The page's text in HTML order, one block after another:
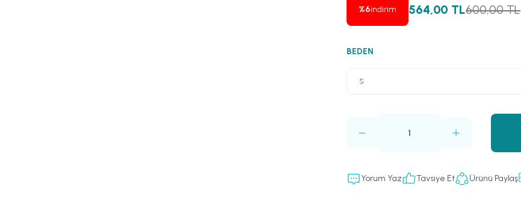
%6indirim 564,00 TL600,00 TL
BEDEN
Yorum Yaz Tavsiye Et Ürünü Paylaş